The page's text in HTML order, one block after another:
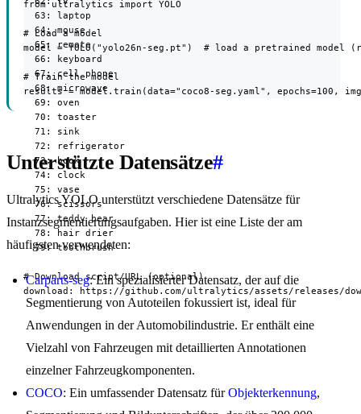
  63: laptop
  64: mouse
  65: remote
  66: keyboard
  67: cell phone
  68: microwave
  69: oven
  70: toaster
  71: sink
  72: refrigerator
  73: book
  74: clock
  75: vase
  76: scissors
  77: teddy bear
  78: hair drier
  79: toothbrush
# Download script/URL (optional)
download: https://github.com/ultralytics/assets/releases/
from ultralytics import YOLO
# Load a model
model = YOLO("yolo26n-seg.pt")  # load a pretrained model
# Train the model
results = model.train(data="coco8-seg.yaml", epochs=100,
Unterstützte Datensätze#
Ultralytics YOLO unterstützt verschiedene Datensätze für
Instanzsegmentierungsaufgaben. Hier ist eine Liste der am
häufigsten verwendeten:
Carparts-seg: Ein spezialisierter Datensatz, der auf die
Segmentierung von Autoteilen fokussiert ist, ideal für
Anwendungen in der Automobilindustrie. Er enthält eine
Vielzahl von Fahrzeugen mit detaillierten Annotationen
einzelner Fahrzeugkomponenten.
COCO: Ein umfassender Datensatz fürObjekterkennung,